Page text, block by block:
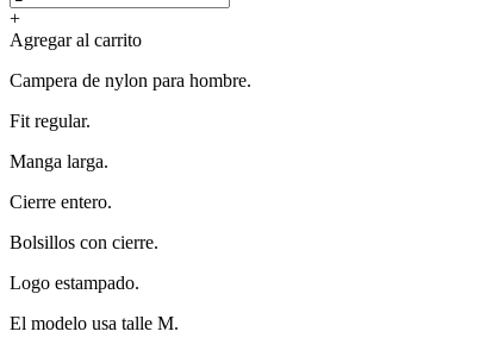
+
Agregar al carrito
Campera de nylon para hombre.
Fit regular.
Manga larga.
Cierre entero.
Bolsillos con cierre.
Logo estampado.
El modelo usa talle M.